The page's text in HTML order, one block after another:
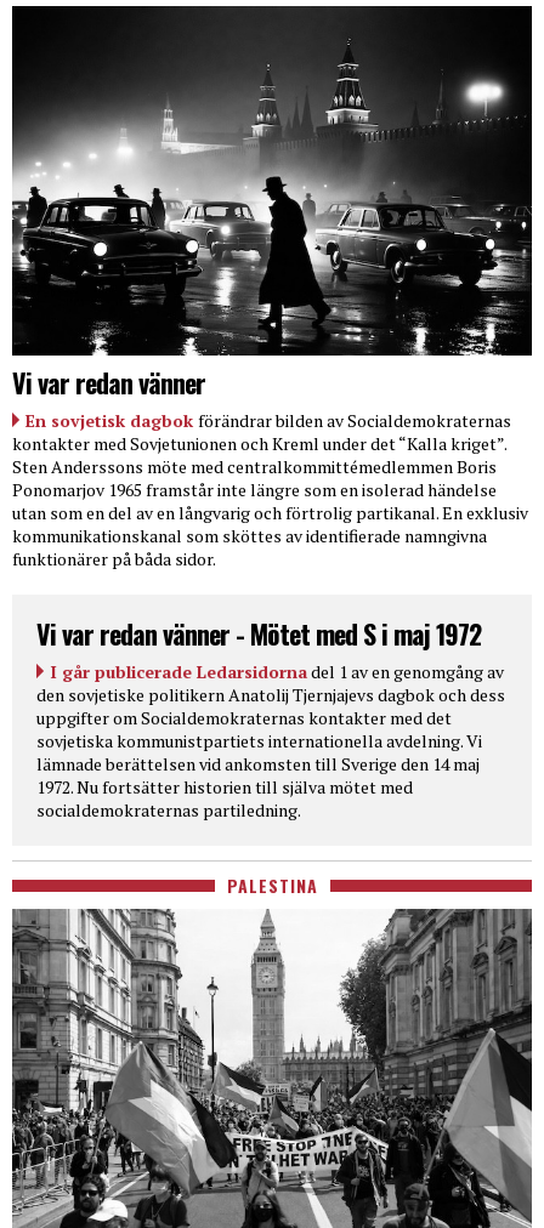
Vi var redan vänner
En sovjetisk dagbok förändrar bilden av Socialdemokraternas
kontakter med Sovjetunionen och Kreml under det “Kalla kriget”.
Sten Anderssons möte med centralkommittémedlemmen Boris
Ponomarjov 1965 framstår inte längre som en isolerad händelse
utan som en del av en långvarig och förtrolig partikanal. En exklusiv
kommunikationskanal som sköttes av identifierade namngivna
funktionärer på båda sidor.
Vi var redan vänner - Mötet med S i maj 1972
I går publicerade Ledarsidornadel 1 av en genomgång av
den sovjetiske politikern Anatolij Tjernjajevs dagbok och dess
uppgifter om Socialdemokraternas kontakter med det
sovjetiska kommunistpartiets internationella avdelning. Vi
lämnade berättelsen vid ankomsten till Sverige den 14 maj
1972. Nu fortsätter historien till själva mötet med
socialdemokraternas partiledning.
PALESTINA